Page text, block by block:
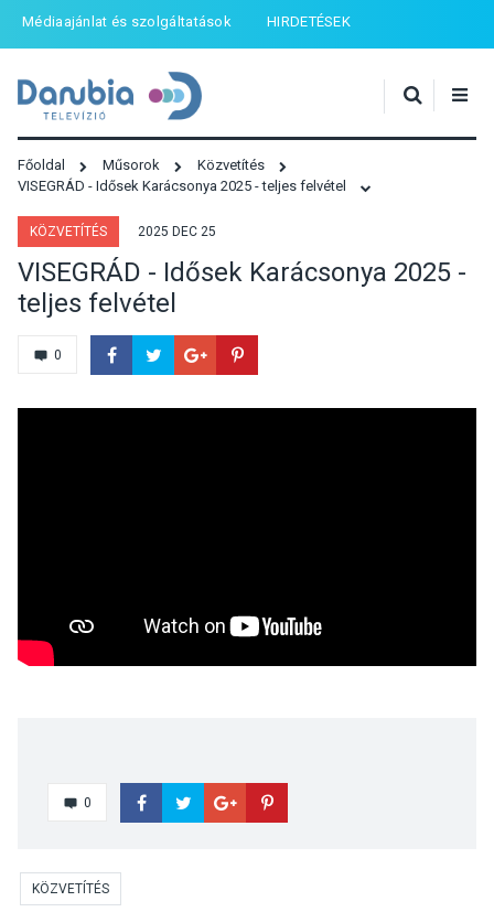
Médiaajánlat és szolgáltatások HIRDETÉSEK
Főoldal Műsorok
Közvetítés
VISEGRÁD - Idősek Karácsonya 2025 - teljes felvétel
KÖZVETÍTÉS 2025 DEC 25
VISEGRÁD - Idősek Karácsonya 2025 -
teljes felvétel
0
0
KÖZVETÍTÉS